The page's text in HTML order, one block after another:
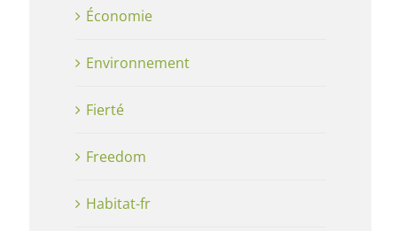
Économie
Environnement
Fierté
Freedom
Habitat-fr